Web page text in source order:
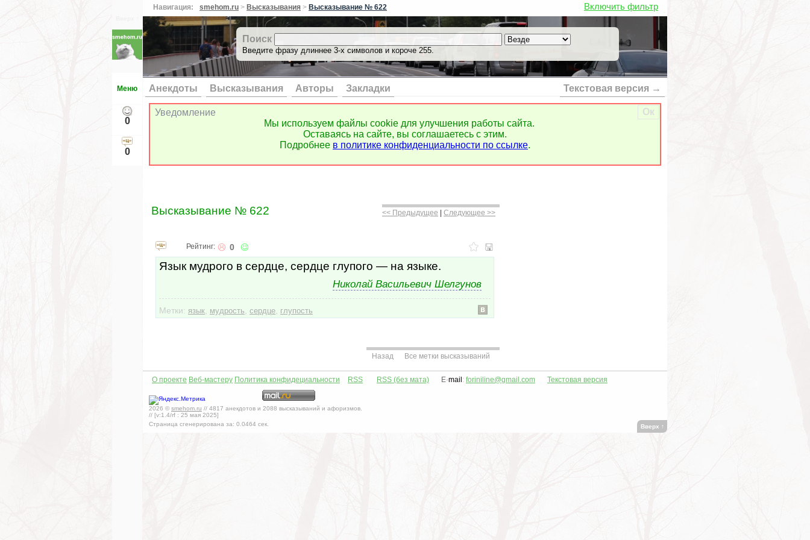
Меню
0
0
Включить фильтр
Навигация: smehom.ru > Высказывания > Высказывание № 622
Поиск
Введите фразу длиннее 3-х символов и короче 255.
Анекдоты Высказывания Авторы Закладки Текстовая версия →
Ок
Уведомление
Мы используем файлы cookie для улучшения работы сайта.
Оставаясь на сайте, вы соглашаетесь с этим.
Подробнее в политике конфиденциальности по ссылке.
<< Предыдущее Следующее >>
Высказывание № 622
Рейтинг: 0
Язык мудрого в сердце, сердце глупого — на языке.
Николай Васильевич Шелгунов
Метки: язык мудрость сердце глупость
Назад Все метки высказываний
О проекте Веб-мастеру Политика конфидециальности RSS RSS (без мата) E-mail : foriniline@gmail.com Текстовая версия
2026 © smehom.ru // 4817 анекдотов и 2088 высказываний и афоризмов.
// [v:1.4/rf : 25 мая 2025]
Страница сгенерирована за: 0.0464 сек. Вверх ↑